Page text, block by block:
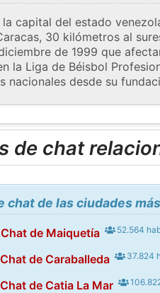
la capital del estado
30 kilómetros al
de 1999 que
la Liga de Béisbol
nacionales desde su
de chat
chat de las ciudades
Chat de Maiquetía 52.564
Chat de Caraballeda 37.824
Chat de Catia La Mar